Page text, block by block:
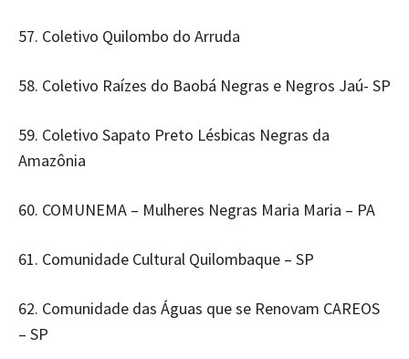
57. Coletivo Quilombo do Arruda
58. Coletivo Raízes do Baobá Negras e Negros Jaú- SP
59. Coletivo Sapato Preto Lésbicas Negras da
Amazônia
60. COMUNEMA – Mulheres Negras Maria Maria – PA
61. Comunidade Cultural Quilombaque – SP
62. Comunidade das Águas que se Renovam CAREOS
– SP